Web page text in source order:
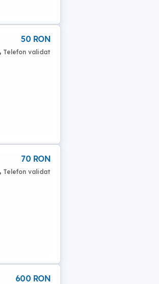
50 RON
Telefon validat
70 RON
Telefon validat
600 RON